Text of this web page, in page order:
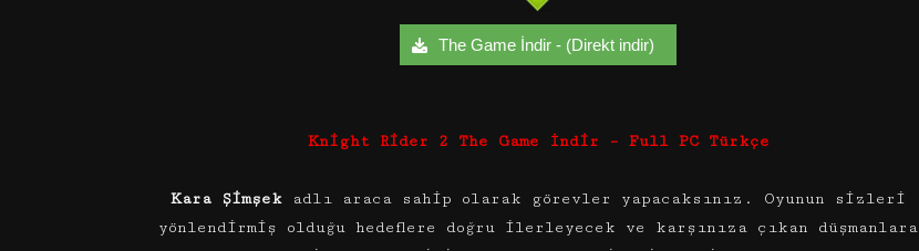
The Game İndir - (Direkt indir)
Knight Rider 2 The Game İndir – Full PC Türkçe
Kara Şimşek adlı araca sahip olarak görevler yapacaksınız. Oyunun sizleri
yönlendirmiş olduğu hedeflere doğru ilerleyecek ve karşınıza çıkan düşmanlara